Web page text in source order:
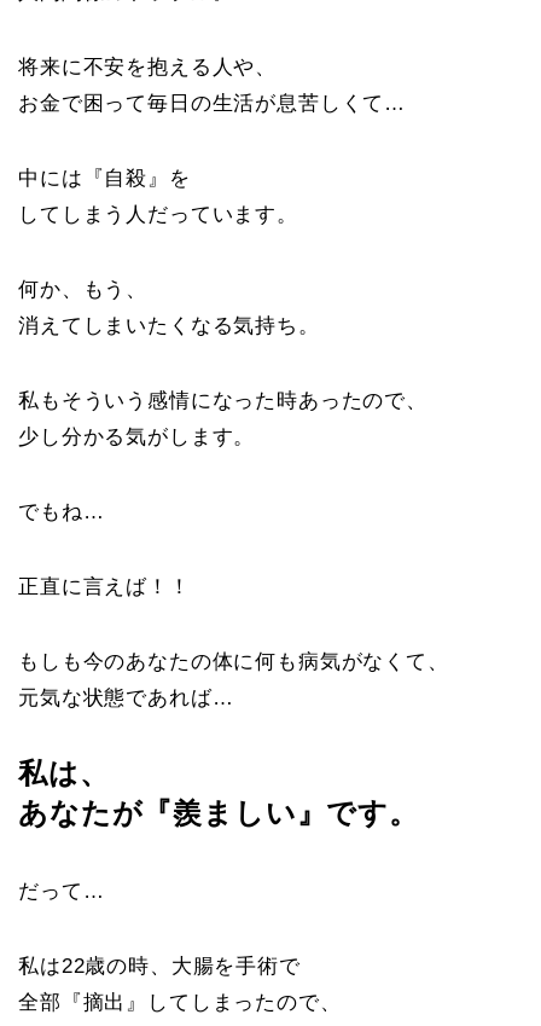
将来に不安を抱える人や、
お金で困って毎日の生活が息苦しくて…
中には『自殺』を
してしまう人だっています。
何か、もう、
消えてしまいたくなる気持ち。
私もそういう感情になった時あったので、
少し分かる気がします。
でもね…
正直に言えば！！
もしも今のあなたの体に何も病気がなくて、
元気な状態であれば…
私は、
あなたが『羨ましい』です。
だって…
私は22歳の時、大腸を手術で
全部『摘出』してしまったので、